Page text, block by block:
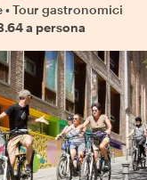
•Tour gastronomici
a persona